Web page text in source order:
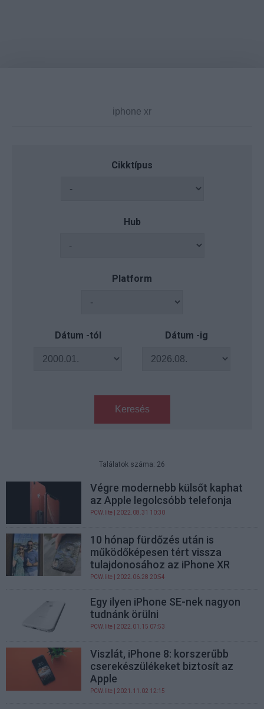
Cikktípus
Hub
Platform
Dátum -tól Dátum -ig
Keresés
Találatok száma: 26
Végre modernebb külsőt kaphat
az Apple legolcsóbb telefonja
PCW.lite | 2022.08.31 10:30
10 hónap fürdőzés után is
működőképesen tért vissza
tulajdonosához az iPhone XR
PCW.lite | 2022.06.28 20:54
Egy ilyen iPhone SE-nek nagyon
tudnánk örülni
PCW.lite | 2022.01.15 07:53
Viszlát, iPhone 8: korszerűbb
cserekészülékeket biztosít az
Apple
PCW.lite | 2021.11.02 12:15